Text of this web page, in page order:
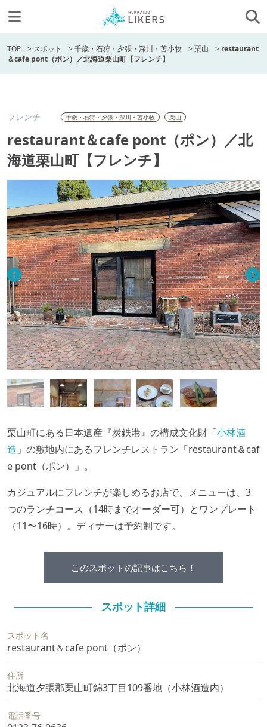
TOP > スポット >千歳・石狩・夕張・深川・苫小牧 >栗山 > restaurant
＆cafe pont（ポン）／北海道栗山町【フレンチ】
フレンチ 千歳・石狩・夕張・深川・苫小牧 栗山
restaurant＆cafe pont（ポン）／北
海道栗山町【フレンチ】
栗山町にある日本遺産『炭鉄港』の構成文化財「小林酒
造 」の敷地内にあるフレンチレストラン「restaurant＆caf
e pont（ポン）」。
カジュアルにフレンチが楽しめるお店で、メニューは、3
つのランチコース（14時までオーダー可）とワンプレート
（11〜16時）。ディナーは予約制です。
このスポットの記事はこちら！
スポット詳細
スポット名
restaurant＆cafe pont（ポン）
住所
北海道夕張郡栗山町錦3丁目109番地（小林酒造内）
電話番号